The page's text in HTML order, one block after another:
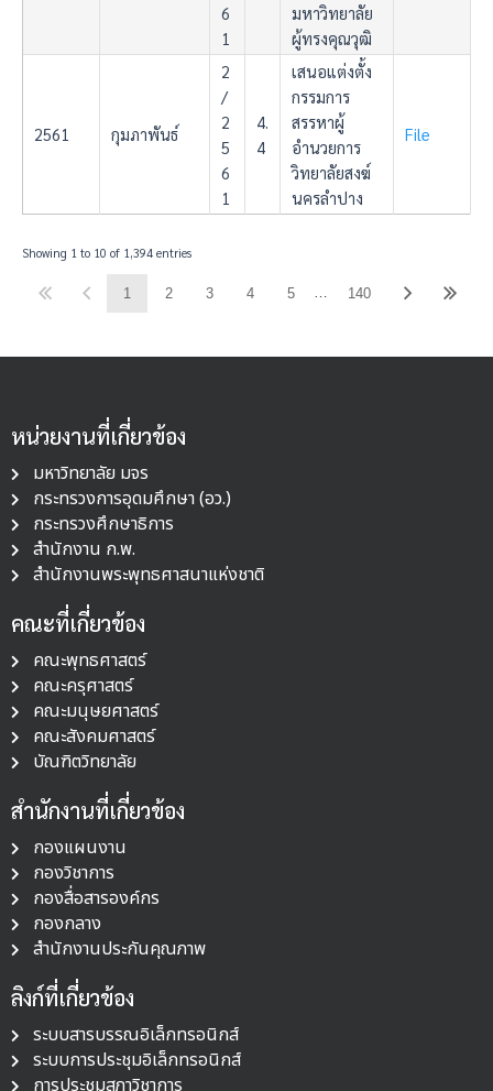
6
1
มหาวิทยาลัย
ผู้ทรงคุณวุฒิ
2561 กุมภาพันธ์
2
/
2
5
6
1
4.
4
เสนอแต่งตั้ง
กรรมการ
สรรหาผู้
อำนวยการ
วิทยาลัยสงฆ์
นครลำปาง
File
Showing 1 to 10 of 1,394 entries
1 2 3 4 5 140
หน่วยงานที่เกี่ยวข้อง
มหาวิทยาลัย มจร
กระทรวงการอุดมศึกษา (อว.)
กระทรวงศึกษาธิการ
สำนักงาน ก.พ.
สำนักงานพระพุทธศาสนาแห่งชาติ
คณะที่เกี่ยวข้อง
คณะพุทธศาสตร์
คณะครุศาสตร์
คณะมนุษยศาสตร์
คณะสังคมศาสตร์
บัณฑิตวิทยาลัย
สำนักงานที่เกี่ยวข้อง
กองแผนงาน
กองวิชาการ
กองสื่อสารองค์กร
กองกลาง
สำนักงานประกันคุณภาพ
ลิงก์ที่เกี่ยวข้อง
ระบบสารบรรณอิเล็กทรอนิกส์
ระบบการประชุมอิเล็กทรอนิกส์
การประชุมสภาวิชาการ